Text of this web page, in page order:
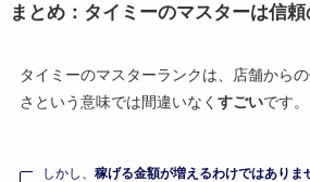
まとめ：タイミーのマスターは信頼
タイミーのマスターランクは、店舗から
さという意味では間違いなく すごいです。
しかし、 稼げる金額が増えるわけではありま